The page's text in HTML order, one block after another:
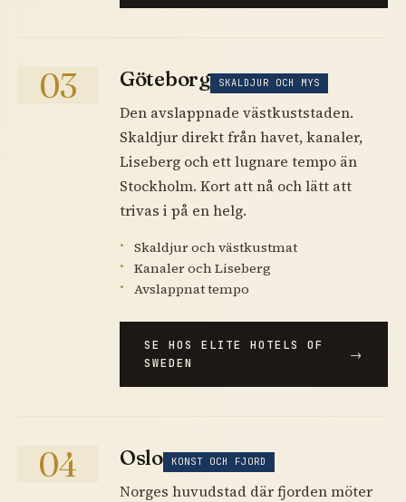
03 Göteborg SKALDJUR OCH MYS
Den avslappnade västkuststaden.
Skaldjur direkt från havet, kanaler,
Liseberg och ett lugnare tempo än
Stockholm. Kort att nå och lätt att
trivas i på en helg.
Skaldjur och västkustmat
Kanaler och Liseberg
Avslappnat tempo
SE HOS ELITE HOTELS OF
SWEDEN
04 Oslo KONST OCH FJORD
Norges huvudstad där fjorden möter